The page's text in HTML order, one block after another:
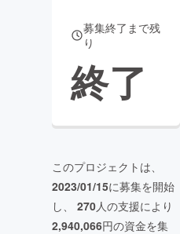
募集終了まで残
り
終了
このプロジェクトは、
2023/01/15に募集を開始
し、 270人の支援により
2,940,066円の資金を集